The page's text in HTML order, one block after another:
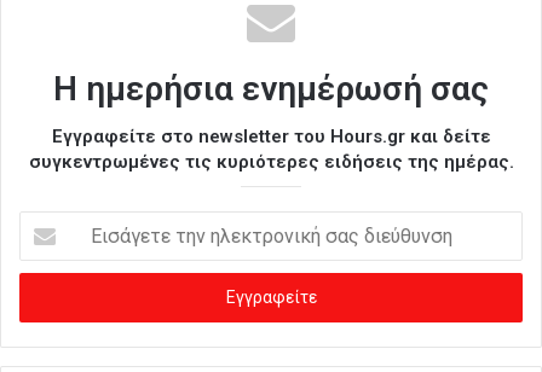
Η ημερήσια ενημέρωσή σας
Εγγραφείτε στο newsletter του Hours.gr και δείτε
συγκεντρωμένες τις κυριότερες ειδήσεις της ημέρας.
σ
γ
ε